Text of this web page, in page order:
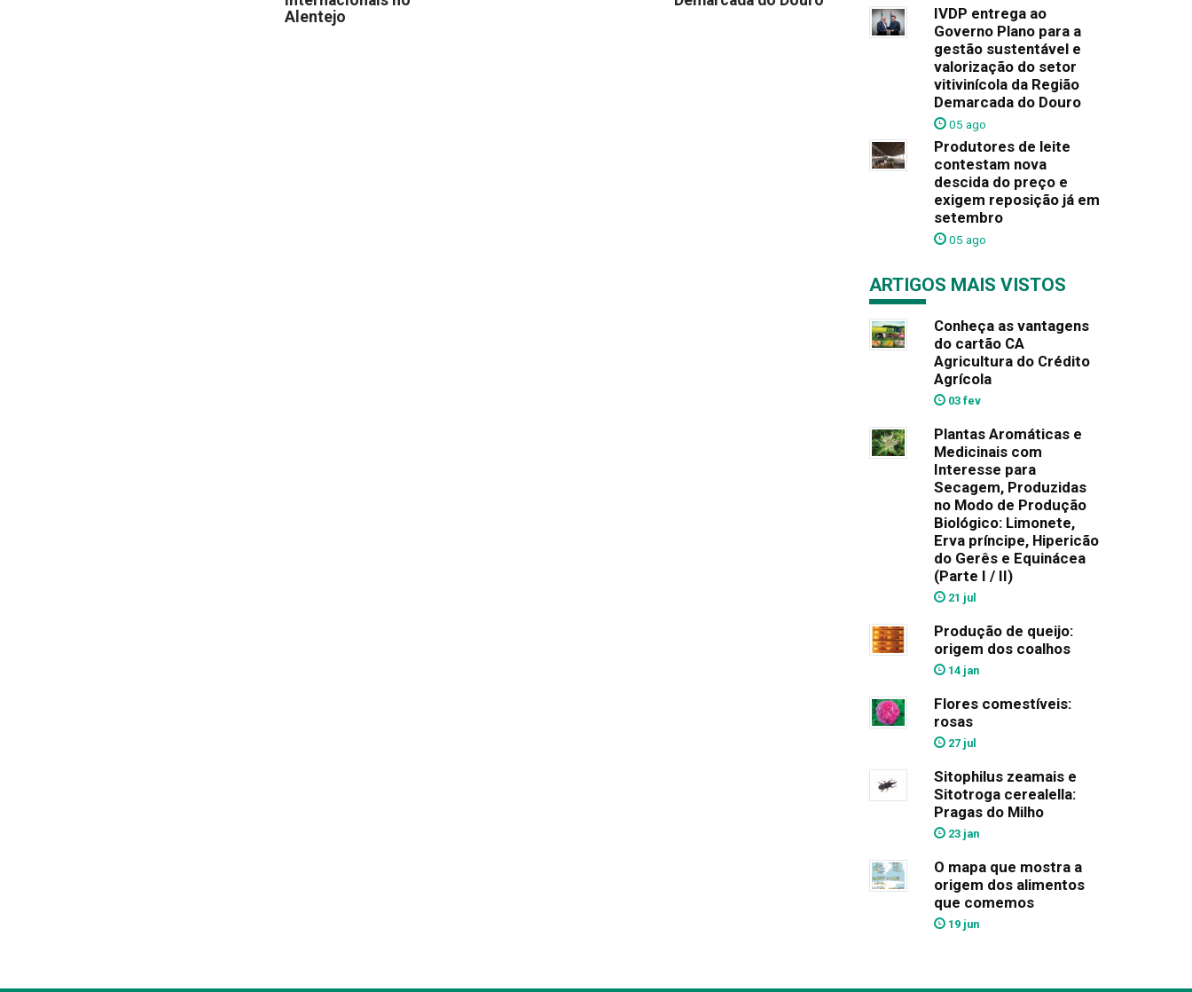
Alentejo
IVDP entrega ao
Governo Plano para a
gestão sustentável e
valorização do setor
vitivinícola da Região
Demarcada do Douro
05 ago
Produtores de leite
contestam nova
descida do preço e
exigem reposição já em
setembro
05 ago
ARTIGOS MAIS VISTOS
Conheça as vantagens
do cartão CA
Agricultura do Crédito
Agrícola
03 fev
Plantas Aromáticas e
Medicinais com
Interesse para
Secagem, Produzidas
no Modo de Produção
Biológico: Limonete,
Erva príncipe, Hipericão
do Gerês e Equinácea
(Parte I / II)
21 jul
Produção de queijo:
origem dos coalhos
14 jan
Flores comestíveis:
rosas
27 jul
Sitophilus zeamais e
Sitotroga cerealella:
Pragas do Milho
23 jan
O mapa que mostra a
origem dos alimentos
que comemos
19 jun